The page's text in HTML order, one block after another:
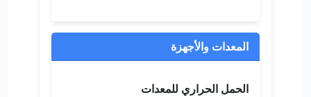
المعدات والأجهزة
الحمل الحراري للمعدات